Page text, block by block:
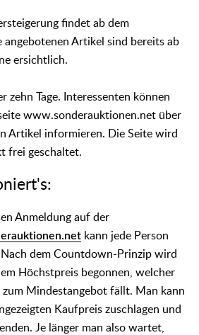
findet ab dem
Artikel sind bereits ab
ersichtlich.
zehn Tage. Interessenten können
www.sonderauktionen.net über
Artikel informieren. Die Seite wird
frei geschaltet.
Anmeldung auf der
kann jede Person
dem Countdown-Prinzip wird
Höchstpreis begonnen, welcher
Mindestangebot fällt. Man kann
Kaufpreis zuschlagen und
Je länger man also wartet,